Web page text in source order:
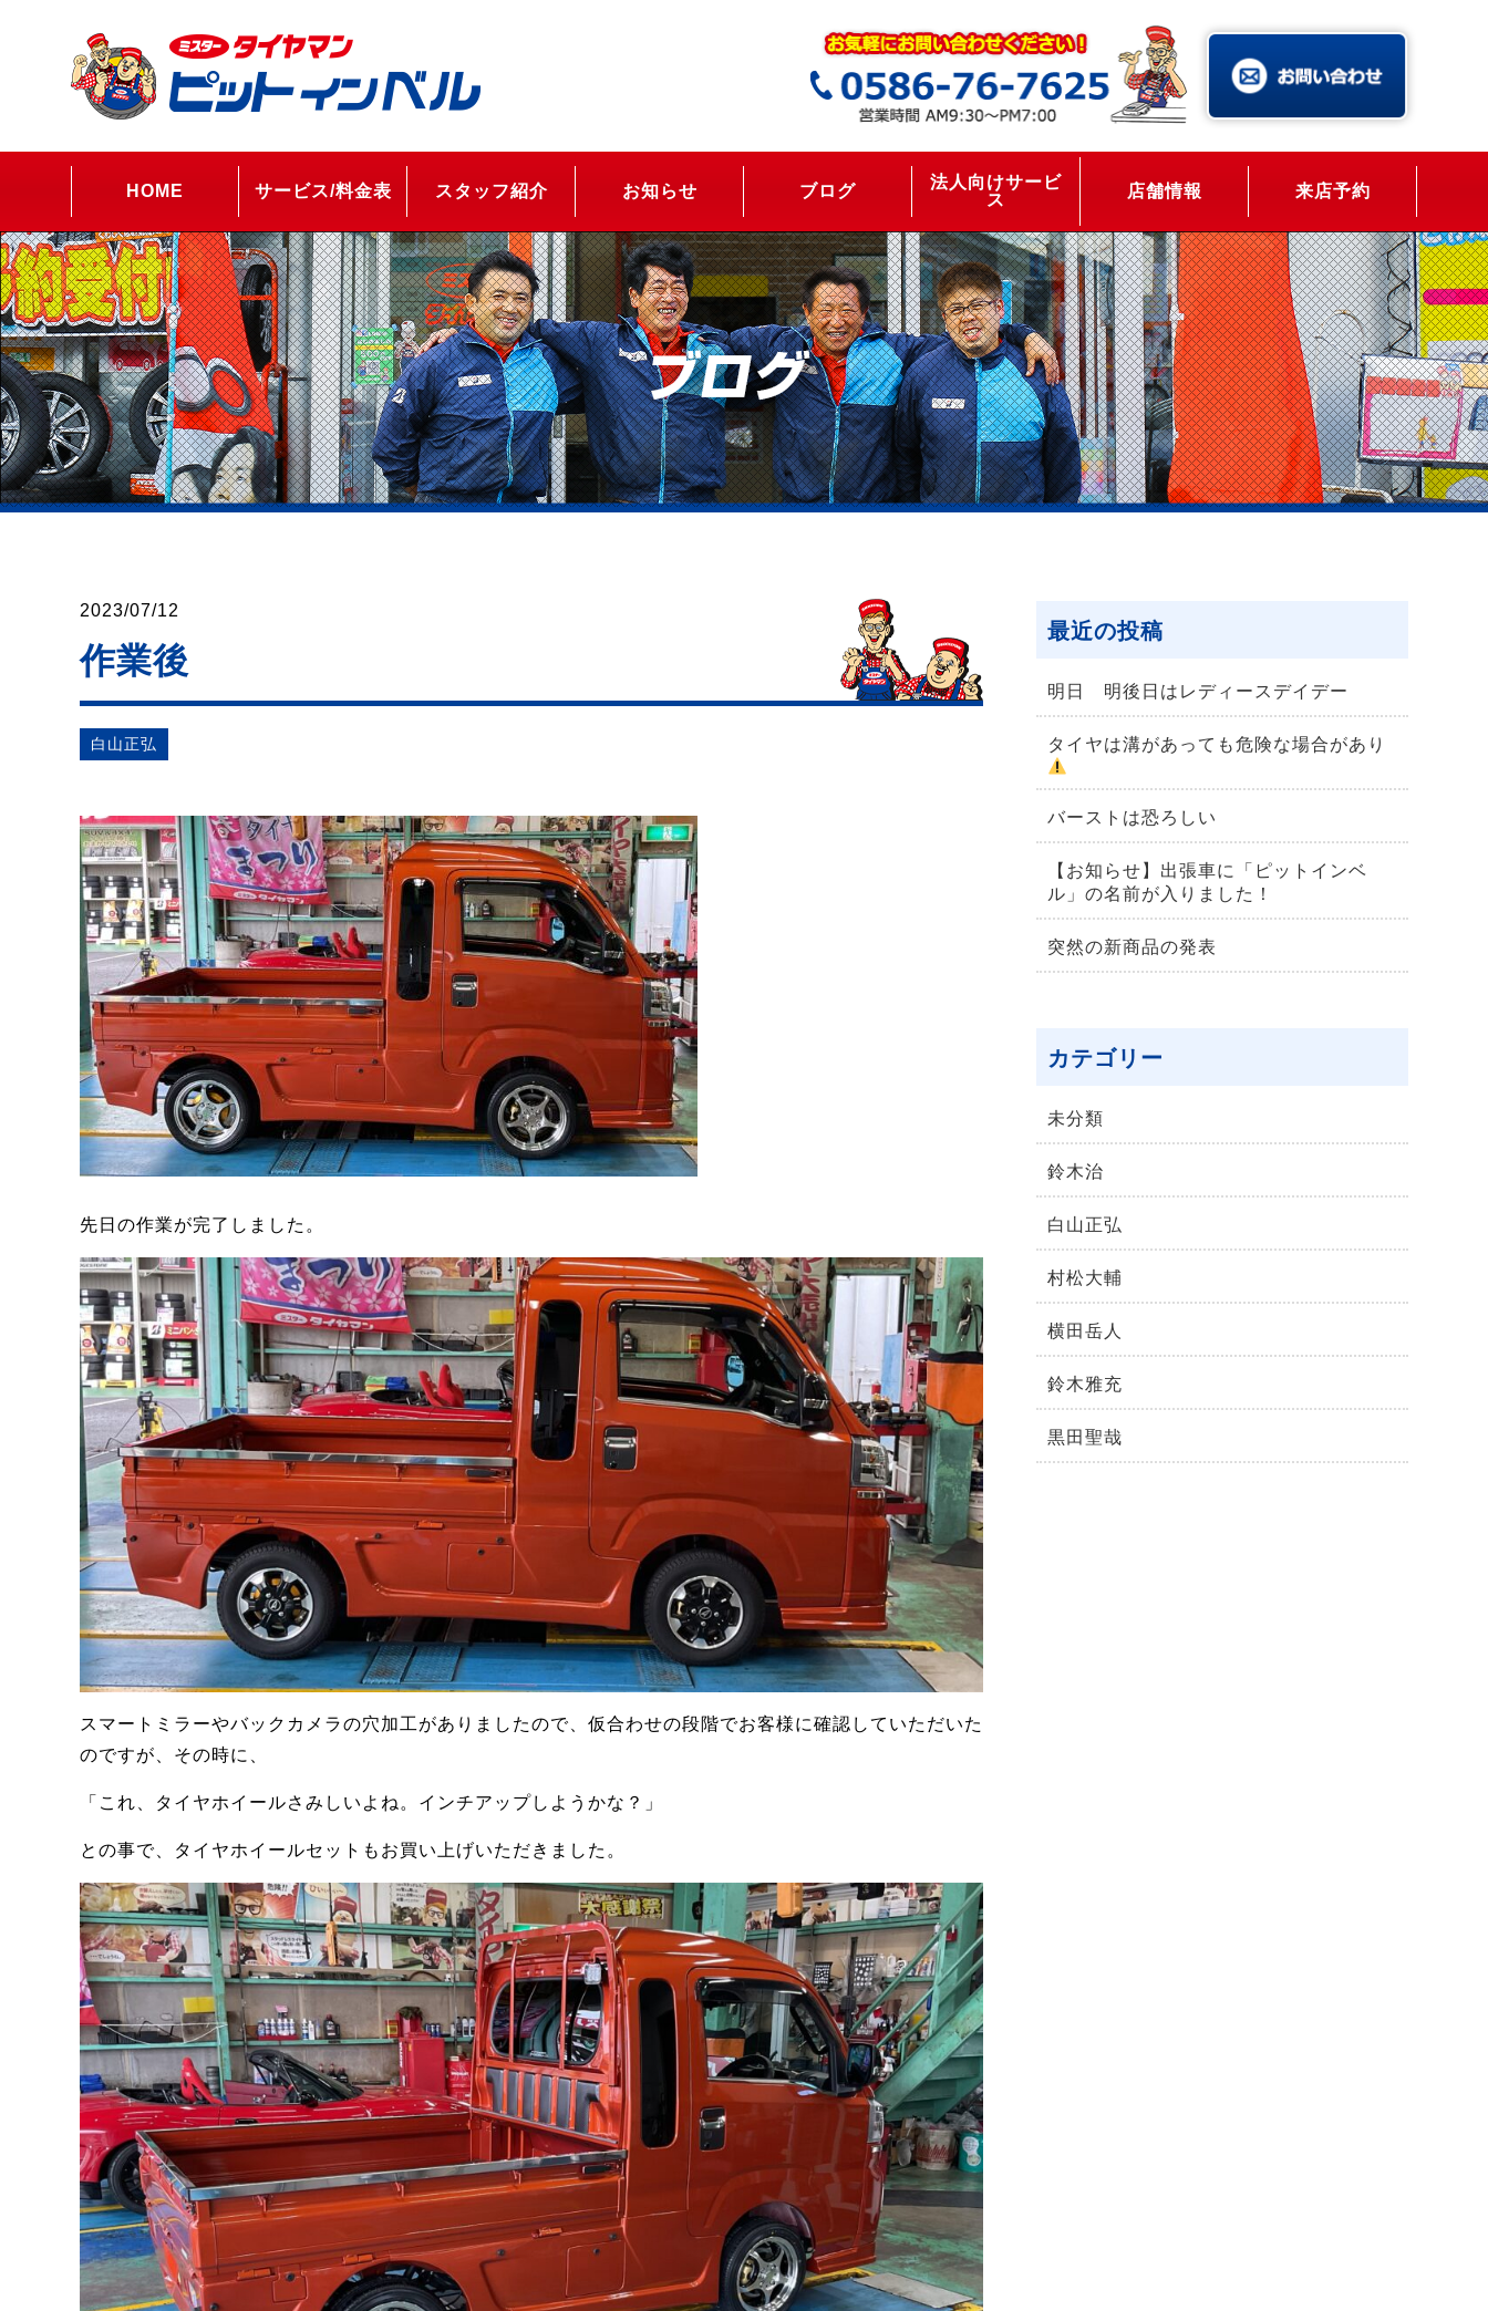
HOME サービス/料金表 スタッフ紹介 お知らせ ブログ
法人向けサービ
ス
店舗情報 来店予約
2023/07/12
作業後
⽩⼭正弘
先日の作業が完了しました。
スマートミラーやバックカメラの穴加工がありましたので、仮合わせの段階でお客様に確認していただいた
のですが、その時に、
「これ、タイヤホイールさみしいよね。インチアップしようかな？」
との事で、タイヤホイールセットもお買い上げいただきました。
最近の投稿
明日 明後日はレディースデイデー
タイヤは溝があっても危険な場合があり
バーストは恐ろしい
【お知らせ】出張車に「ピットインベ
ル」の名前が入りました！
突然の新商品の発表
カテゴリー
未分類
鈴⽊治
⽩⼭正弘
村松⼤輔
横⽥岳⼈
鈴木雅充
黒田聖哉